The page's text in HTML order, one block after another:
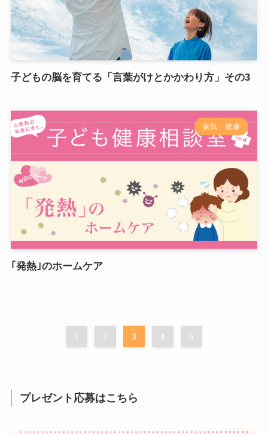
子どもの脳を育てる「言葉がけとかかわり方」その3
病気・健康
｢発熱｣のホームケア
1 2 3 4 5
プレゼント応募はこちら